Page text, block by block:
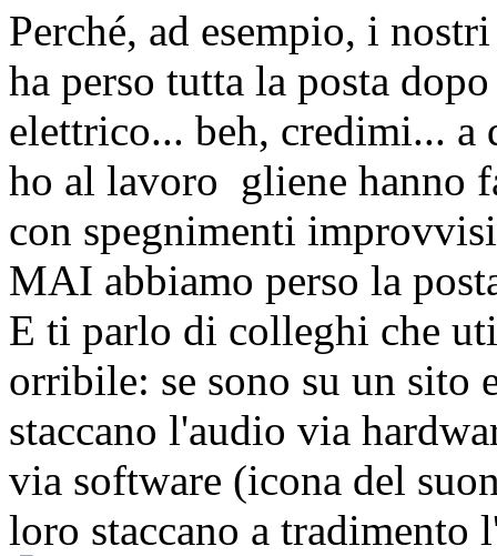
Perché, ad esempio, i
ha perso tutta la posta
elettrico... beh, credimi... a
ho al lavoro gliene hanno
con spegnimenti
MAI abbiamo perso la
E ti parlo di colleghi che
orribile: se sono su un sito
staccano l'audio via
via software (icona del
loro staccano a tradimento